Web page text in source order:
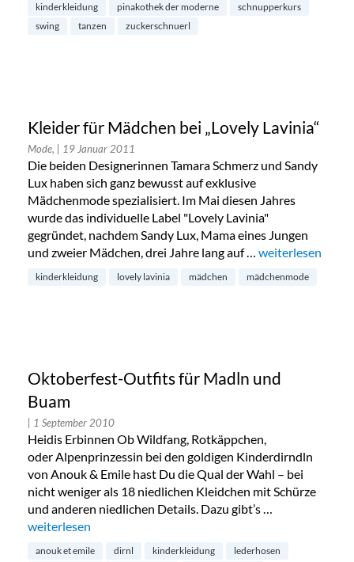
kinderkleidung
pinakothek der moderne
schnupperkurs
swing
tanzen zuckerschnuerl
Kleider für Mädchen bei „Lovely Lavinia“
Mode, | 19 Januar 2011
Die beiden Designerinnen Tamara Schmerz und Sandy
Lux haben sich ganz bewusst auf exklusive
Mädchenmode spezialisiert. Im Mai diesen Jahres
wurde das individuelle Label "Lovely Lavinia"
gegründet, nachdem Sandy Lux, Mama eines Jungen
und zweier Mädchen, drei Jahre lang auf … „Kleider für
weiterlesen
kinderkleidung lovely lavinia mädchen mädchenmode
Oktoberfest-Outfits für Madln und
Buam
| 1 September 2010
Heidis Erbinnen Ob Wildfang, Rotkäppchen,
oder Alpenprinzessin bei den goldigen Kinderdirndln
von Anouk & Emile hast Du die Qual der Wahl – bei
nicht weniger als 18 niedlichen Kleidchen mit Schürze
und anderen niedlichen Details. Dazu gibt’s …
„Oktoberfest-Outfits für Madln und Buam“
weiterlesen
anouk et emile dirnl kinderkleidung
lederhosen